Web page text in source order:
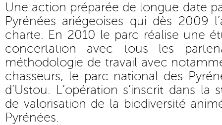
Une action préparée de longue date
Pyrénées ariégeoises qui dès 2009
charte. En 2010 le parc réalise une
concertation avec tous les
méthodologie de travail avec
chasseurs, le parc national des
d’Ustou. L’opération s’inscrit dans la
de valorisation de la biodiversité
Pyrénées.